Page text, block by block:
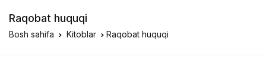
Raqobat huquqi
Bosh sahifa Kitoblar Raqobat huquqi